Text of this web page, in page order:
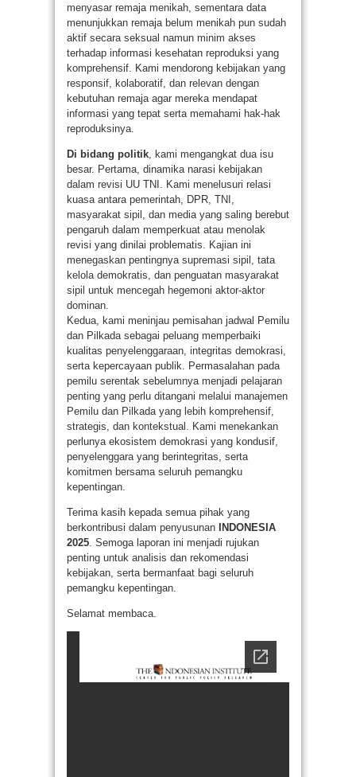
menyasar remaja menikah, sementara data
menunjukkan remaja belum menikah pun sudah
aktif secara seksual namun minim akses
terhadap informasi kesehatan reproduksi yang
komprehensif. Kami mendorong kebijakan yang
responsif, kolaboratif, dan relevan dengan
kebutuhan remaja agar mereka mendapat
informasi yang tepat serta memahami hak-hak
reproduksinya.
Di bidang politik, kami mengangkat dua isu
besar. Pertama, dinamika narasi kebijakan
dalam revisi UU TNI. Kami menelusuri relasi
kuasa antara pemerintah, DPR, TNI,
masyarakat sipil, dan media yang saling berebut
pengaruh dalam memperkuat atau menolak
revisi yang dinilai problematis. Kajian ini
menegaskan pentingnya supremasi sipil, tata
kelola demokratis, dan penguatan masyarakat
sipil untuk mencegah hegemoni aktor-aktor
dominan.
Kedua, kami meninjau pemisahan jadwal Pemilu
dan Pilkada sebagai peluang memperbaiki
kualitas penyelenggaraan, integritas demokrasi,
serta kepercayaan publik. Permasalahan pada
pemilu serentak sebelumnya menjadi pelajaran
penting yang perlu ditangani melalui manajemen
Pemilu dan Pilkada yang lebih komprehensif,
strategis, dan kontekstual. Kami menekankan
perlunya ekosistem demokrasi yang kondusif,
penyelenggara yang berintegritas, serta
komitmen bersama seluruh pemangku
kepentingan.
Terima kasih kepada semua pihak yang
berkontribusi dalam penyusunan
INDONESIA
2025. Semoga laporan ini menjadi rujukan
penting untuk analisis dan rekomendasi
kebijakan, serta bermanfaat bagi seluruh
pemangku kepentingan.
Selamat membaca.